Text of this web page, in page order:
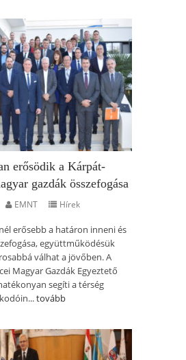
erősödik a Kárpát-
gazdák összefogása
EMNT Hírek
erősebb a határon inneni és
együttműködésük
válhat a jövőben. A
Magyar Gazdák Egyeztető
segíti a térség
tovább